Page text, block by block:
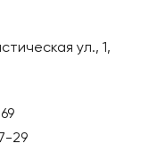
ул., 1,
29